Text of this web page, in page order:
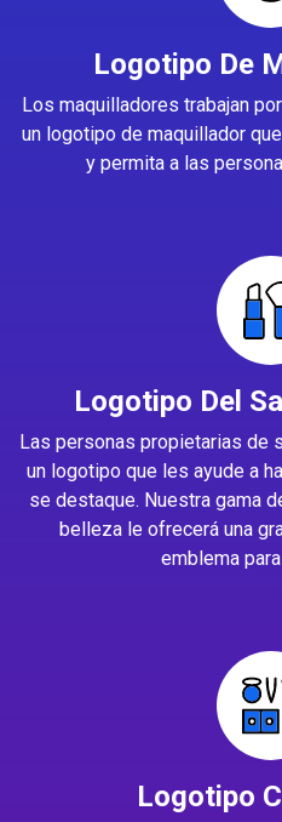
Logotipo De
Los maquilladores trabajan
un logotipo de maquillador
y permita a las
Logotipo Del
Las personas propietarias de
un logotipo que les ayude a
se destaque. Nuestra gama
belleza le ofrecerá una
emblema
Logotipo